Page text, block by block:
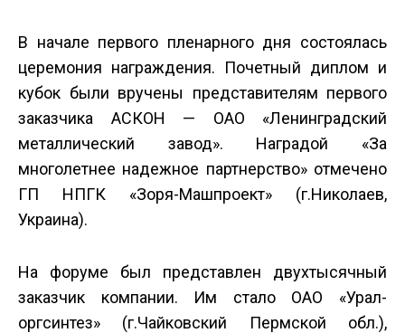
В начале первого пленарного дня состоялась
церемония награждения. Почетный диплом и
кубок были вручены представителям первого
заказчика АСКОН — ОАО «Ленинградский
металлический завод». Наградой «За
многолетнее надежное партнерство» отмечено
ГП НПГК «Зоря-Машпроект» (г.Николаев,
Украина).
На форуме был представлен двухтысячный
заказчик компании. Им стало ОАО «Урал­
оргсинтез» (г.Чайковский Пермской обл.),